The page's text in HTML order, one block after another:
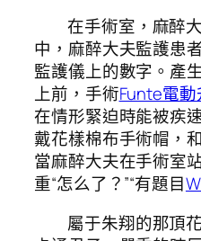
在手術室，麻醉
中，麻醉大夫監護患
監護儀上的數字。產
上前，手術Funte電
在情形緊迫時能被疾
戴花樣棉布手術帽，
當麻醉大夫在手術室
重“怎么了？”“有題目
屬于朱翔的那頂